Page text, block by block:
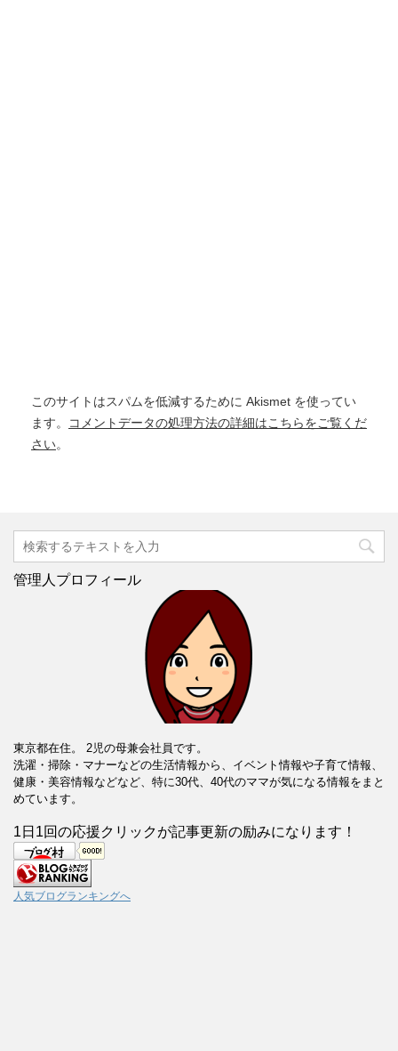
このサイトはスパムを低減するために Akismet を使ってい
ます。
コメントデータの処理方法の詳細はこちらをご覧くだ
さい。
管理人プロフィール
東京都在住。 2児の母兼会社員です。
洗濯・掃除・マナーなどの生活情報から、イベント情報や子育て情報、
健康・美容情報などなど、特に30代、40代のママが気になる情報をまと
めています。
1日1回の応援クリックが記事更新の励みになります！
人気ブログランキングへ